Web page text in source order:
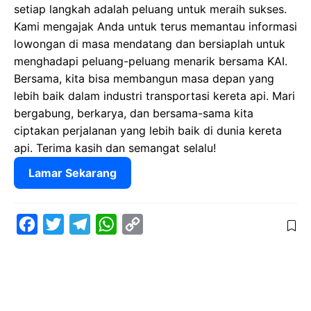
setiap langkah adalah peluang untuk meraih sukses.
Kami mengajak Anda untuk terus memantau informasi
lowongan di masa mendatang dan bersiaplah untuk
menghadapi peluang-peluang menarik bersama KAI.
Bersama, kita bisa membangun masa depan yang
lebih baik dalam industri transportasi kereta api. Mari
bergabung, berkarya, dan bersama-sama kita
ciptakan perjalanan yang lebih baik di dunia kereta
api. Terima kasih dan semangat selalu!
Lamar Sekarang
W